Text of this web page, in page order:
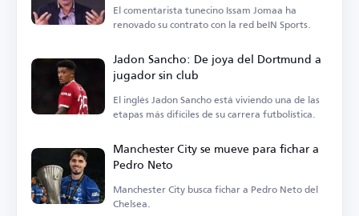
El comentarista tunecino Issam Jomaa ha
renovado su contrato con la red beIN Sports.
Jadon Sancho: De joya del Dortmund a
jugador sin club
El inglés Jadon Sancho está viviendo una de las
etapas más difíciles de su carrera futbolística.
Manchester City se mueve para fichar a
Pedro Neto
Manchester City busca fichar a Pedro Neto del
Chelsea.